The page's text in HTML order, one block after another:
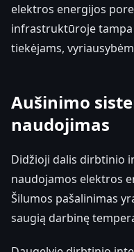
elektros energijos
infrastruktūroje
tiekėjams,
Aušinimo
naudojimas
Didžioji dalis dirbtinio
naudojamos elektros
Šilumos pašalinimas
saugią darbinę